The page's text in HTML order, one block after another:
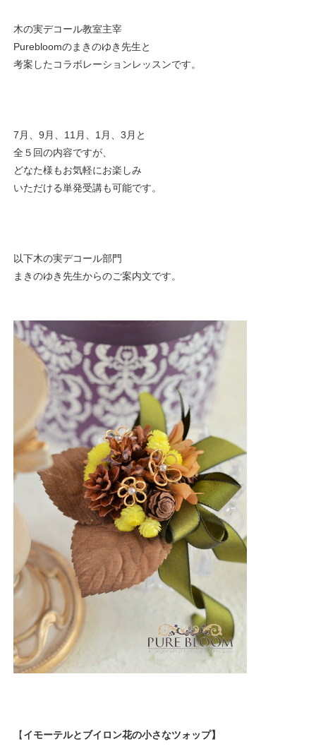
木の実デコール教室主宰
Purebloomのまきのゆき先生と
考案したコラボレーションレッスンです。
7月、9月、11月、1月、3月と
全５回の内容ですが、
どなた様もお気軽にお楽しみ
いただける単発受講も可能です。
以下木の実デコール部門
まきのゆき先生からのご案内文です。
【 イモーテルとブイロン花の小さなツォップ】